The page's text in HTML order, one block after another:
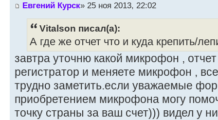
Евгений Курск» 25 ноя 2013, 22:02
Vitalson писал(а):
А где же отчет что и куда крепить/
завтра уточню какой микрофон ,
регистратор и меняете микрофон ,
трудно заметить.если уважаемые
приобретением микрофона могу
точку страны за ваш счет))) видел у